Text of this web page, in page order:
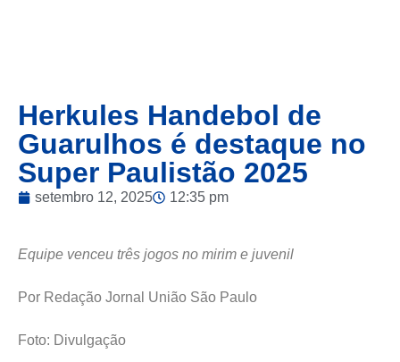
Herkules Handebol de
Guarulhos é destaque no
Super Paulistão 2025
setembro 12, 2025 12:35 pm
Equipe venceu três jogos no mirim e juvenil
Por Redação Jornal União São Paulo
Foto: Divulgação